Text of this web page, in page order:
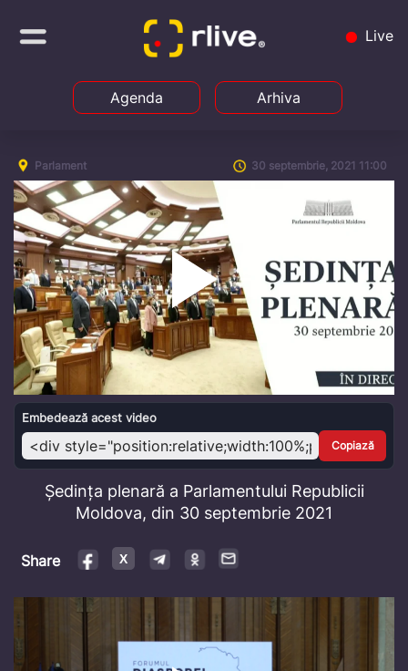
Live
Agenda Arhiva
Parlament 30 septembrie, 2021 11:00
Play
Video
Embedează acest video
Copiază
Ședința plenară a Parlamentului Republicii
Moldova, din 30 septembrie 2021
Share